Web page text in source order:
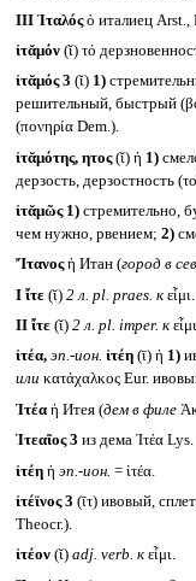
III Ἰταλόςὁ италиец Arst.,
ἰτᾰμόν(ῐ) τό
ἰτᾰμός 3 (ῐ) 1)
решительный, быстрый
(πονηρία Dem.).
ἰτᾰμότης, ητος(ῐ) ἡ 1)
дерзость, дерзостность
ἰτᾰμῶς 1)стремительно,
чем нужно, рвением; 2)
Ἴτανοςἡ Итан (город в
I ἴτε(ῐ) 2 л. pl. praes. кεἶμι.
II ἴτε(ῐ) 2 л. pl. imper. к
ἰτέα, эп.-ион. ἰτέη(ῑ) ἡ 1)
или κατάχαλκος Eur.
Ἰτέα ἡ Итея (дем в филе
Ἰτεαῖος 3 из дема Ἰτέα Lys.
ἰτέη ἡ эп.-ион. = ἰτέα.
ἰτέϊνος 3 (ῑτ) ивовый,
Theocr.).
ἰτέον(ῐ) adj. verb. кεἶμι.